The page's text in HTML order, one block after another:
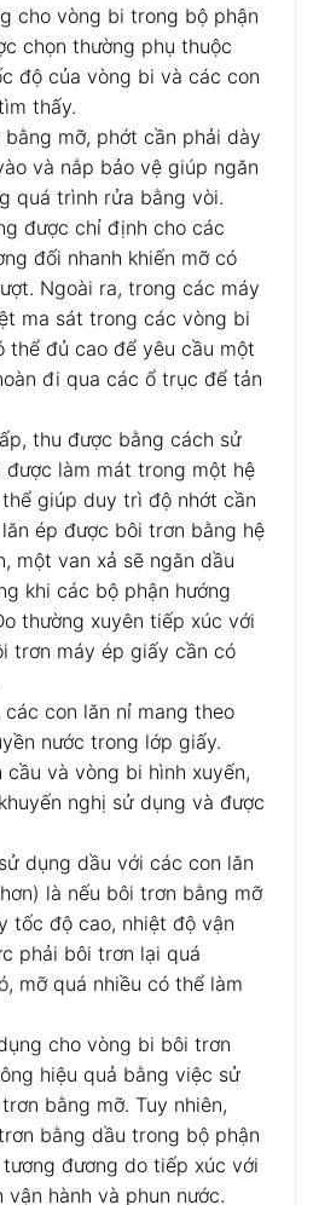
cho vòng bi trong bộ phận
chọn thường phụ thuộc
độ của vòng bi và các con
thấy.
mỡ, phớt cần phải dày
và nắp bảo vệ giúp ngăn
quá trình rửa bằng vòi.
được chỉ định cho các
đối nhanh khiến mỡ có
Ngoài ra, trong các máy
ma sát trong các vòng bi
thể đủ cao để yêu cầu một
đi qua các ổ trục để tản
thu được bằng cách sử
làm mát trong một hệ
giúp duy trì độ nhớt cần
ép được bôi trơn bằng hệ
một van xả sẽ ngăn dầu
khi các bộ phận hướng
thường xuyên tiếp xúc với
trơn máy ép giấy cần có
con lăn nỉ mang theo
nước trong lớp giấy.
cầu và vòng bi hình xuyến,
nghị sử dụng và được
dụng dầu với các con lăn
là nếu bôi trơn bằng mỡ
tốc độ cao, nhiệt độ vận
phải bôi trơn lại quá
mỡ quá nhiều có thể làm
cho vòng bi bôi trơn
hiệu quả bằng việc sử
bằng mỡ. Tuy nhiên,
bằng dầu trong bộ phận
đương do tiếp xúc với
hành và phun nước.